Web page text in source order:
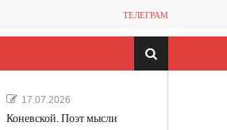
ТЕЛЕГРАМ
17.07.2026
Коневской. Поэт мысли